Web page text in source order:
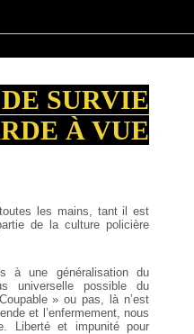
SURVIE
À VUE
les mains, tant il est
de la culture policière
à une généralisation du
universelle possible du
» ou pas, là n’est
et l’enfermement, nous
Liberté et impunité pour